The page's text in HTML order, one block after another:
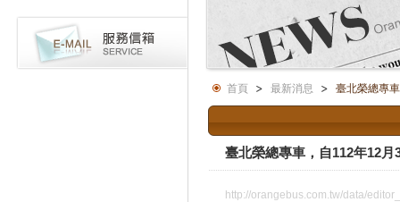
首頁 最新消息 臺北榮總專
臺北榮總專車，自112年12月
http://orangebus.com.tw/data/